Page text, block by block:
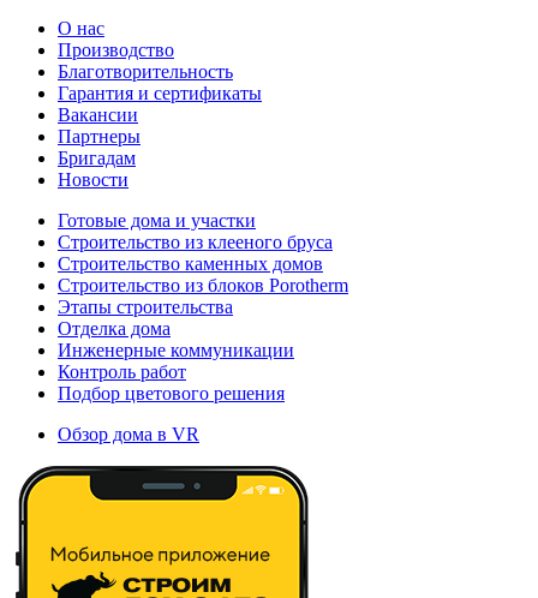
О нас
Производство
Благотворительность
Гарантия и сертификаты
Вакансии
Партнеры
Бригадам
Новости
Готовые дома и участки
Строительство из клееного бруса
Строительство каменных домов
Строительство из блоков Porotherm
Этапы строительства
Отделка дома
Инженерные коммуникации
Контроль работ
Подбор цветового решения
Обзор дома в VR